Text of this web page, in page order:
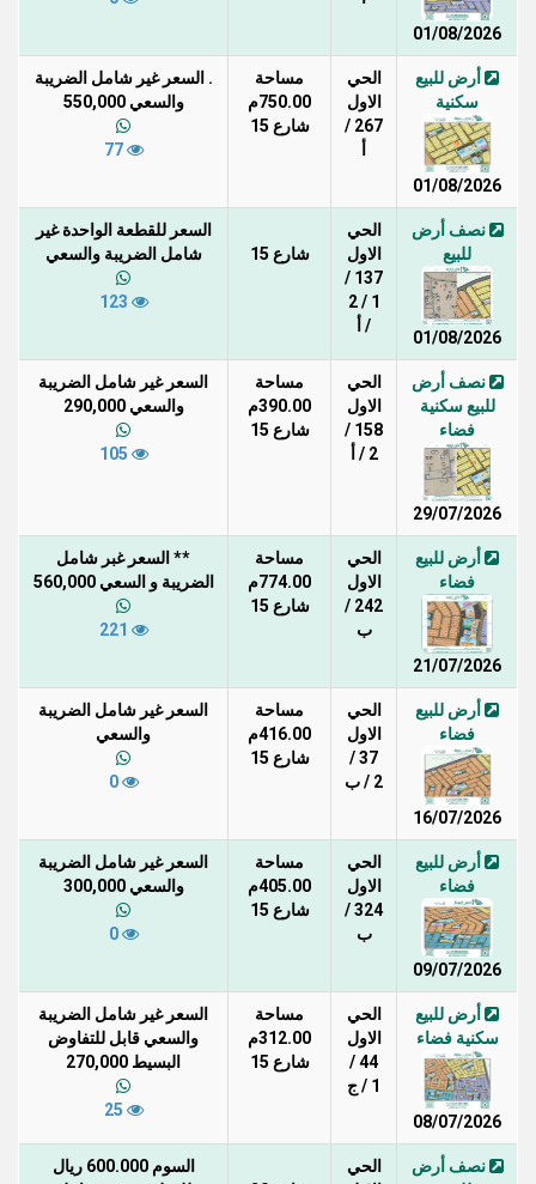
01/08/2026
أرض للبيع
سكنية
01/08/2026
الحي
الاول
267 /
مساحة
750.00م
شارع 15
. السعر غير شامل الضريبة
والسعي 550,000
77
نصف أرض
للبيع
01/08/2026
الحي
الاول
137 /
1 / 2
/ أ
شارع 15
السعر للقطعة الواحدة غير
شامل الضريبة والسعي
نصف أرض
للبيع سكنية
فضاء
29/07/2026
الحي
الاول
158 /
2 / أ
مساحة
390.00م
شارع 15
السعر غير شامل الضريبة
والسعي 290,000
أرض للبيع
فضاء
21/07/2026
الحي
الاول
242 /
ب
مساحة
774.00م
شارع 15
** السعر غبر شامل
الضريبة و السعي 560,000
أرض للبيع
فضاء
16/07/2026
الحي
الاول
37 /
2 / ب
مساحة
416.00م
شارع 15
السعر غير شامل الضريبة
والسعي
0
أرض للبيع
فضاء
09/07/2026
الحي
الاول
324 /
ب
مساحة
405.00م
شارع 15
السعر غير شامل الضريبة
والسعي 300,000
0
أرض للبيع
سكنية فضاء
08/07/2026
الحي
الاول
44 /
1 / ج
مساحة
312.00م
شارع 15
السعر غير شامل الضريبة
والسعي قابل للتفاوض
البسيط 270,000
نصف أرض
الحي
السوم 600.000 ريال